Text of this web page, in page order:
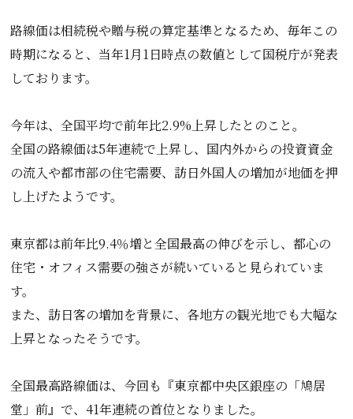
路線価は相続税や贈与税の算定基準となるため、毎年この
時期になると、当年1月1日時点の数値として国税庁が発表
しております。
今年は、全国平均で前年比2.9%上昇したとのこと。
全国の路線価は5年連続で上昇し、国内外からの投資資金
の流入や都市部の住宅需要、訪日外国人の増加が地価を押
し上げたようです。
東京都は前年比9.4％増と全国最高の伸びを示し、都心の
住宅・オフィス需要の強さが続いていると見られていま
す。
また、訪日客の増加を背景に、各地方の観光地でも大幅な
上昇となったそうです。
全国最高路線価は、今回も『東京都中央区銀座の「鳩居
堂」前』で、41年連続の首位となりました。